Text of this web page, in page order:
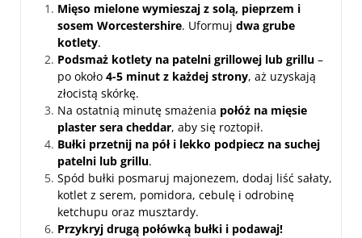
Mięso mielone wymieszaj z solą, pieprzem i
sosem Worcestershire. Uformuj dwa grube
kotlety.
Podsmaż kotlety na patelni grillowej lub grillu –
po około 4-5 minut z każdej strony, aż uzyskają
złocistą skórkę.
Na ostatnią minutę smażenia połóż na mięsie
plaster sera cheddar, aby się roztopił.
Bułki przetnij na pół i lekko podpiecz na suchej
patelni lub grillu.
Spód bułki posmaruj majonezem, dodaj liść sałaty,
kotlet z serem, pomidora, cebulę i odrobinę
ketchupu oraz musztardy.
Przykryj drugą połówką bułki i podawaj!